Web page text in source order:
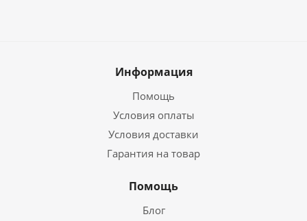
Информация
Помощь
Условия оплаты
Условия доставки
Гарантия на товар
Помощь
Блог